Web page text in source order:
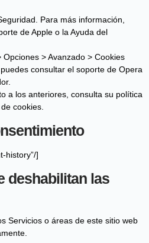
Para más información,
de Apple o la Ayuda del
> Avanzado > Cookies
consultar el soporte de Opera
a los anteriores, consulta su política
cookies.
history”/]
deshabilitan las
Servicios o áreas de este sitio web